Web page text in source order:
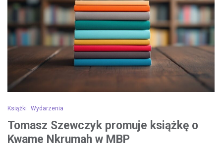
Książki Wydarzenia
Tomasz Szewczyk promuje książkę o
Kwame Nkrumah w MBP